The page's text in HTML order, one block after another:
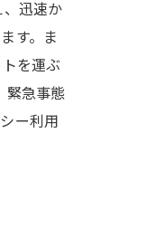
、迅速か
す。ま
を運ぶ
緊急事態
ー利用